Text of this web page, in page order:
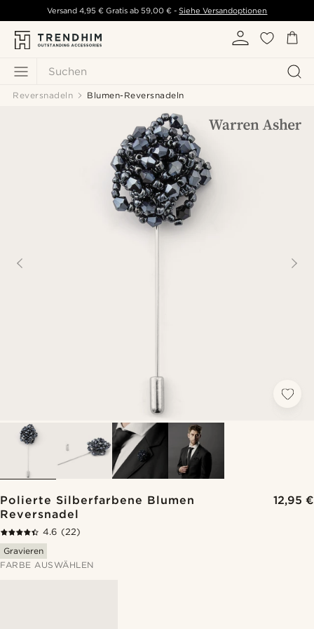
Suchen
Versand 4,95 € Gratis ab 59,00 € - Siehe Versandoptionen
Reversnadeln Blumen-Reversnadeln
Polierte Silberfarbene Blumen
Reversnadel
12,95 €
4.6 (22)
Gravieren
FARBE AUSWÄHLEN